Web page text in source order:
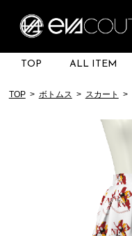
TOP ALL ITEM
TOP ボトムス スカート